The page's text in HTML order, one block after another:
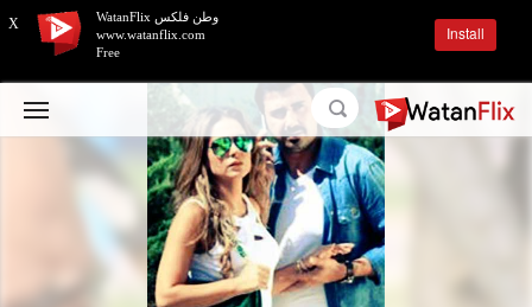
X
وطن فلكس WatanFlix
www.watanflix.com
Free
Install